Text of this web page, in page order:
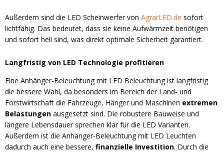
Außerdem sind die LED Scheinwerfer von AgrarLED.de sofort
lichtfähig. Das bedeutet, dass sie keine Aufwärmzeit benötigen
und sofort hell sind, was direkt optimale Sicherheit garantiert.
Langfristig von LED Technologie profitieren
Eine Anhänger-Beleuchtung mit LED Beleuchtung ist langfristig
die bessere Wahl, da besonders im Bereich der Land- und
Forstwirtschaft die Fahrzeuge, Hänger und Maschinen extremen
Belastungen ausgesetzt sind. Die robustere Bauweise und
längere Lebensdauer sprechen klar für die LED Varianten.
Außerdem ist die Anhänger-Beleuchtung mit LED Leuchten
dadurch auch eine bessere, finanzielle Investition. Durch die